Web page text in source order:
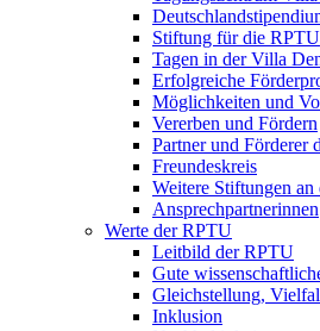
Stiftung für die RPTU
Tagen in der Villa
Erfolgreiche
Möglichkeiten und
Vererben und Fördern
Partner und Förderer
Freundeskreis
Weitere Stiftungen
Ansprechpartnerinnen
Werte der RPTU
Leitbild der RPTU
Gute
Gleichstellung,
Inklusion